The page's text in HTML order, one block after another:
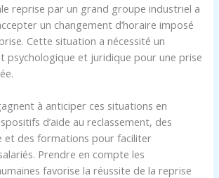
reprise par un grand groupe industriel a
un changement d’horaire imposé
Cette situation a nécessité un
psychologique et juridique pour une prise
à anticiper ces situations en
d’aide au reclassement, des
et des formations pour faciliter
Prendre en compte les
favorise la réussite de la reprise